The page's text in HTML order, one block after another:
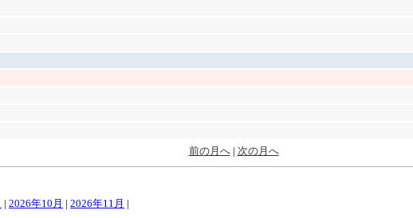
前の月へ| 次の月へ
| 2026年10月 | 2026年11月 |